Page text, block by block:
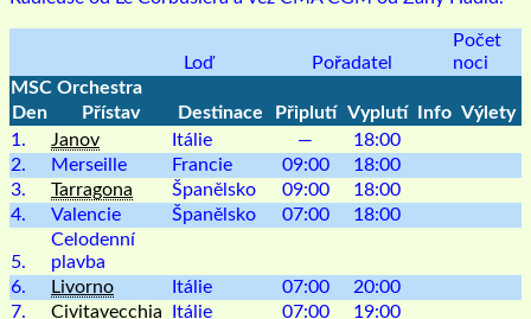
Loď Pořadatel
Počet
noci
MSC Orchestra
Den
Přístav Destinace Připlutí Vyplutí Info Výlety
1.
Janov Itálie —
18:00
2.
Merseille Francie 09:00
18:00
3.
Tarragona Španělsko 09:00
18:00
4.
Valencie Španělsko 07:00 18:00
5.
Celodenní
plavba
6.
Livorno Itálie 07:00
20:00
7.
Civitavecchia Itálie 07:00
19:00